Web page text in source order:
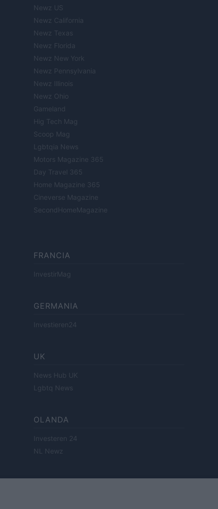
Newz US
Newz California
Newz Texas
Newz Florida
Newz New York
Newz Pennsylvania
Newz Illinois
Newz Ohio
Gameland
Hig Tech Mag
Scoop Mag
Lgbtqia News
Motors Magazine 365
Day Travel 365
Home Magazine 365
Cineverse Magazine
SecondHomeMagazine
FRANCIA
InvestirMag
GERMANIA
Investieren24
UK
News Hub UK
Lgbtq News
OLANDA
Investeren 24
NL Newz